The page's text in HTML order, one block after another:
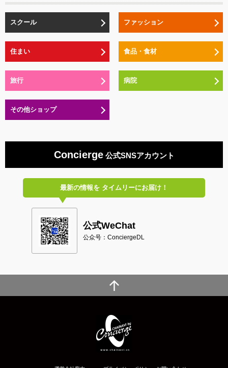
スクール ファッション
住まい 食品・食材
旅行 病院
その他ショップ
Concierge公式SNSアカウント
最新の情報をタイムリーにお届け！
公式WeChat
公众号：ConciergeDL